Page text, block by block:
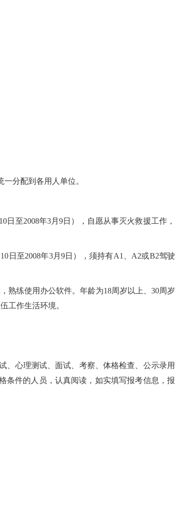
分配到各用人单位。
至2008年3月9日），自愿从事灭火救援工作，
至2008年3月9日），须持有A1、A2或B2驾驶
练使用办公软件。年龄为18周岁以上、30周岁
工作生活环境。
心理测试、面试、考察、体格检查、公示录用
条件的人员，认真阅读，如实填写报考信息，报